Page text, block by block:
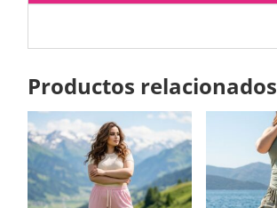
Productos relacionados